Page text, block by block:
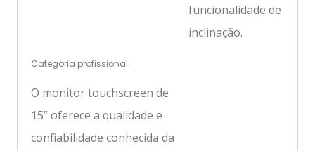
funcionalidade de
inclinação.
Categoria profissional.
O monitor touchscreen de
15” oferece a qualidade e
confiabilidade conhecida da